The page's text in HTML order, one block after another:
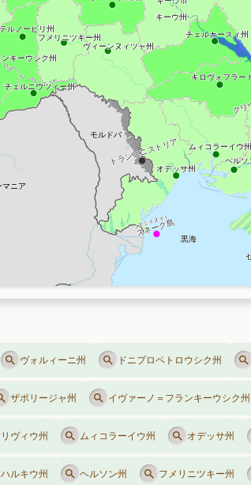
ヴォルィーニ州 ドニプロペトロウシク州
ザポリージャ州 イヴァーノ＝フランキーウシク州
リヴィウ州 ムィコラーイウ州 オデッサ州
ハルキウ州 ヘルソン州 フメリニツキー州